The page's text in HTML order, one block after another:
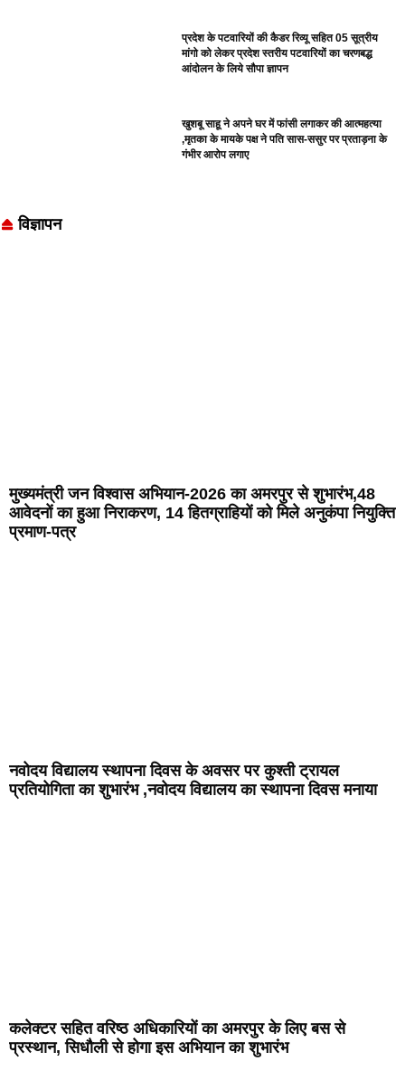
प्रदेश के पटवारियों की कैडर रिव्यू सहित 05 सूत्रीय
मांगो को लेकर प्रदेश स्तरीय पटवारियों का चरणबद्ध
आंदोलन के लिये सौपा ज्ञापन
खुशबू साहू ने अपने घर में फांसी लगाकर की आत्महत्या
,मृतका के मायके पक्ष ने पति सास-ससुर पर प्रताड़ना के
गंभीर आरोप लगाए
विज्ञापन
मुख्यमंत्री जन विश्वास अभियान-2026 का अमरपुर से शुभारंभ,48
आवेदनों का हुआ निराकरण, 14 हितग्राहियों को मिले अनुकंपा नियुक्ति
प्रमाण-पत्र
नवोदय विद्यालय स्थापना दिवस के अवसर पर कुश्ती ट्रायल
प्रतियोगिता का शुभारंभ ,नवोदय विद्यालय का स्थापना दिवस मनाया
कलेक्टर सहित वरिष्ठ अधिकारियों का अमरपुर के लिए बस से
प्रस्थान, सिधौली से होगा इस अभियान का शुभारंभ